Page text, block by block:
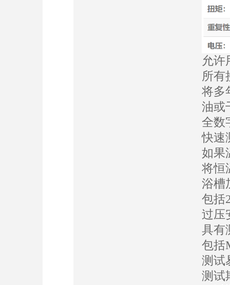
允许
所有
将多
油或
全数
快速
如果
将恒
浴槽
包括
过压
具有
包括
测试
测试